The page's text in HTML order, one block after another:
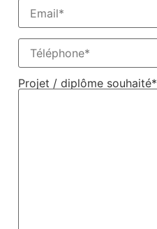
Projet / diplôme souhaité*